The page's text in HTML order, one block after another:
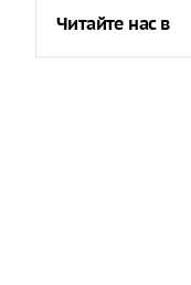
Читайте нас в